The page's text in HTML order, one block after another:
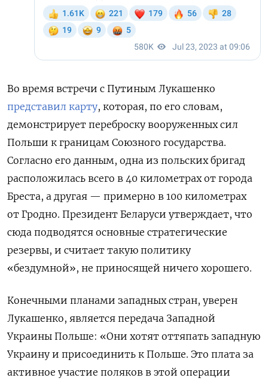
Во время встречи с Путиным Лукашенко
представил карту, которая, по его словам,
демонстрирует переброску вооруженных сил
Польши к границам Союзного государства.
Согласно его данным, одна из польских бригад
расположилась всего в 40 километрах от города
Бреста, а другая — примерно в 100 километрах
от Гродно. Президент Беларуси утверждает, что
сюда подводятся основные стратегические
резервы, и считает такую политику
«бездумной», не приносящей ничего хорошего.
Конечными планами западных стран, уверен
Лукашенко, является передача Западной
Украины Польше: «Они хотят оттяпать западную
Украину и присоединить к Польше. Это плата за
активное участие поляков в этой операции